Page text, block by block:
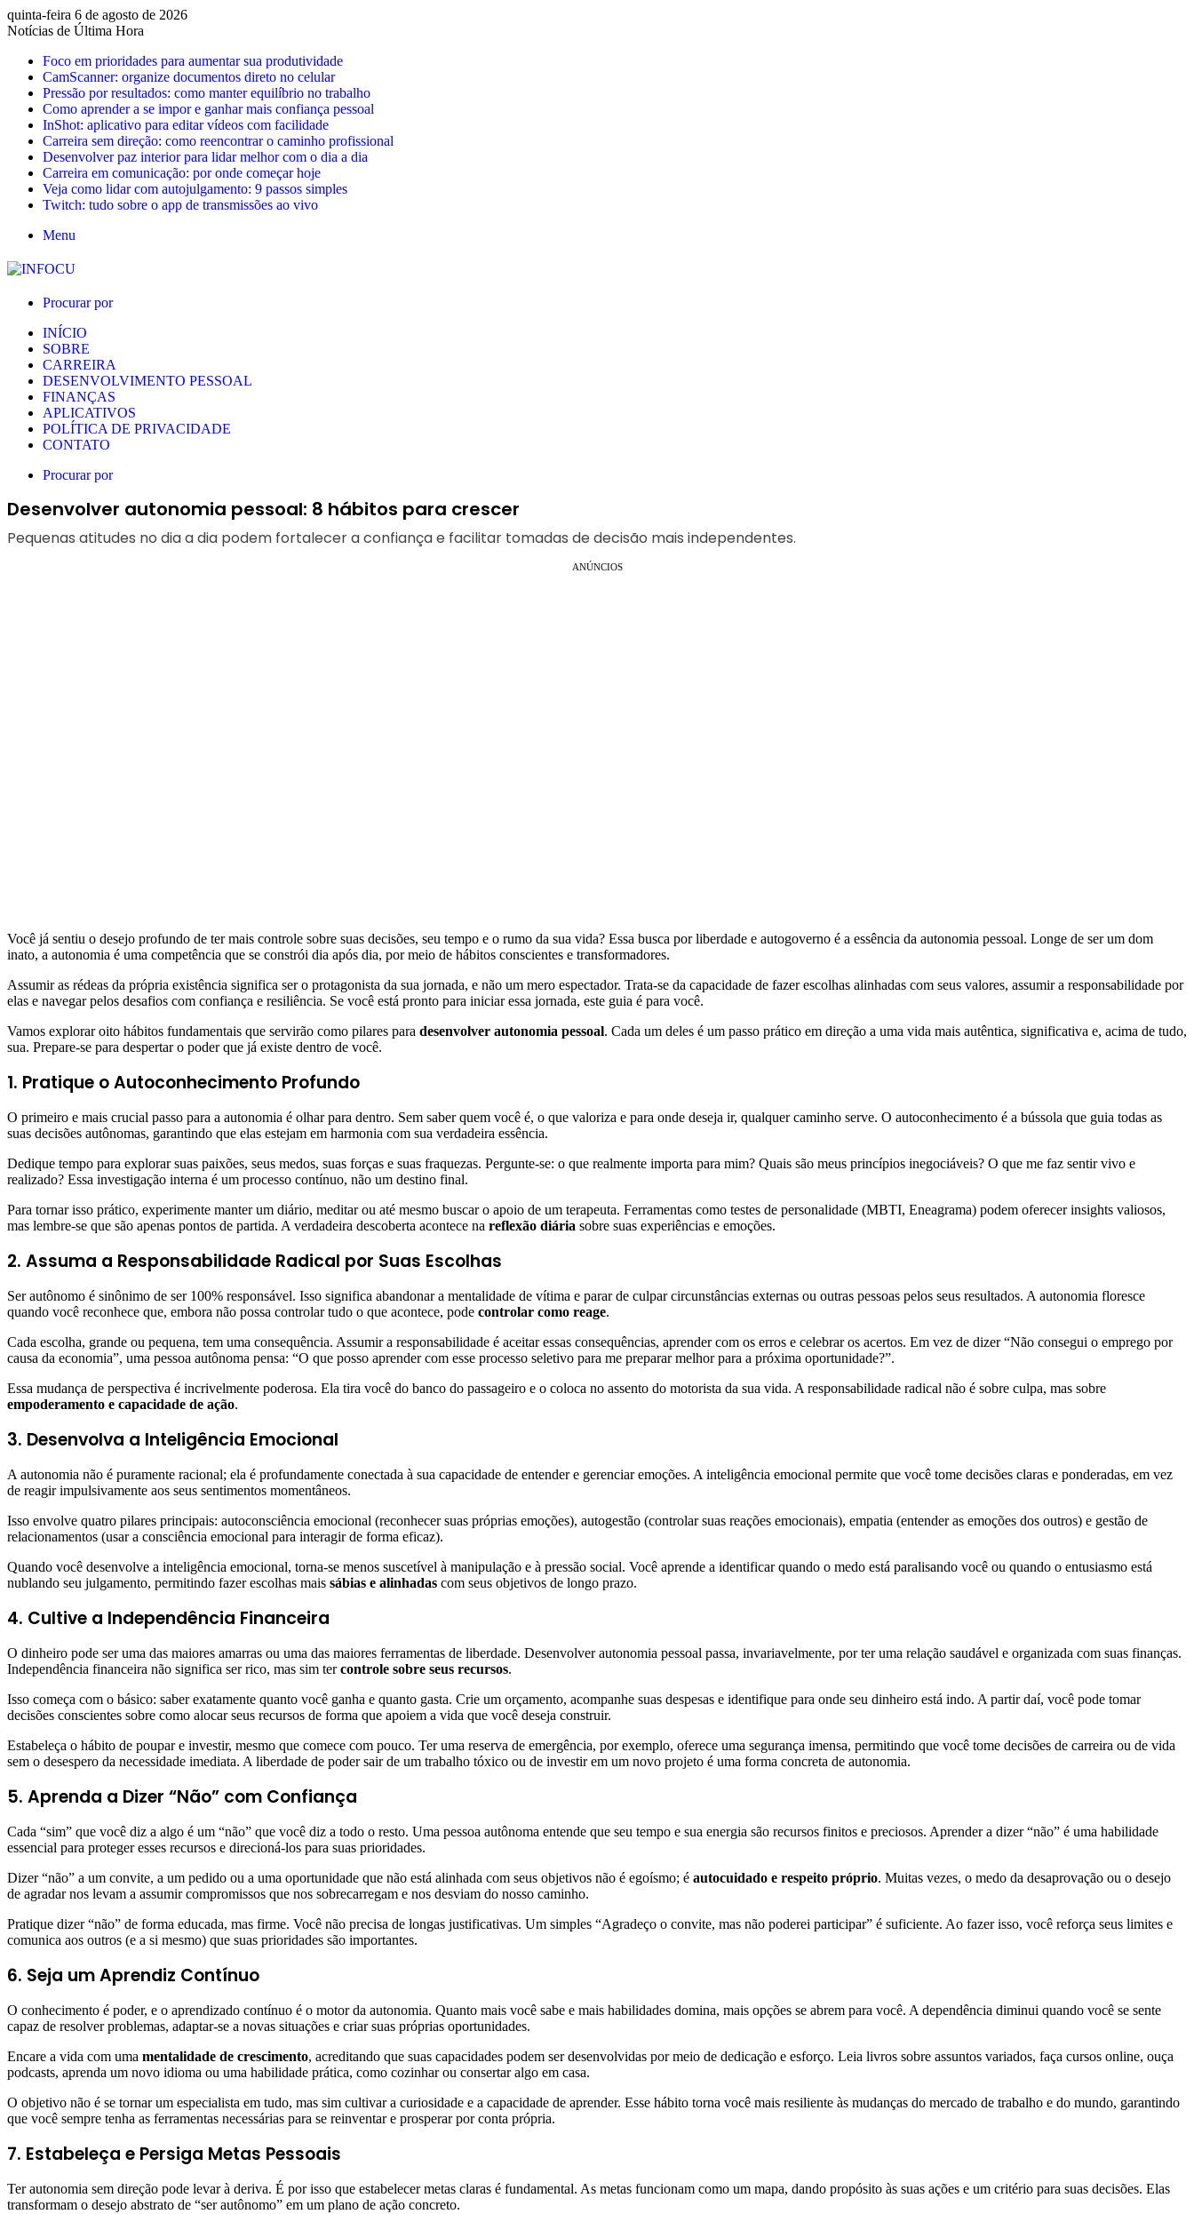
quinta-feira 6 de agosto de 2026
Notícias de Última Hora
Foco em prioridades para aumentar sua produtividade
CamScanner: organize documentos direto no celular
Pressão por resultados: como manter equilíbrio no trabalho
Como aprender a se impor e ganhar mais confiança pessoal
InShot: aplicativo para editar vídeos com facilidade
Carreira sem direção: como reencontrar o caminho profissional
Desenvolver paz interior para lidar melhor com o dia a dia
Carreira em comunicação: por onde começar hoje
Veja como lidar com autojulgamento: 9 passos simples
Twitch: tudo sobre o app de transmissões ao vivo
Menu
Procurar por
INÍCIO
SOBRE
CARREIRA
DESENVOLVIMENTO PESSOAL
FINANÇAS
APLICATIVOS
POLÍTICA DE PRIVACIDADE
CONTATO
Procurar por
Desenvolver autonomia pessoal: 8 hábitos para crescer
Pequenas atitudes no dia a dia podem fortalecer a confiança e facilitar tomadas de decisão mais independentes.
ANÚNCIOS
Você já sentiu o desejo profundo de ter mais controle sobre suas decisões, seu tempo e o rumo da sua vida? Essa busca por liberdade e autogoverno é a essência da autonomia pessoal. Longe de ser um dom
inato, a autonomia é uma competência que se constrói dia após dia, por meio de hábitos conscientes e transformadores.
Assumir as rédeas da própria existência significa ser o protagonista da sua jornada, e não um mero espectador. Trata-se da capacidade de fazer escolhas alinhadas com seus valores, assumir a responsabilidade por
elas e navegar pelos desafios com confiança e resiliência. Se você está pronto para iniciar essa jornada, este guia é para você.
Vamos explorar oito hábitos fundamentais que servirão como pilares para desenvolver autonomia pessoal. Cada um deles é um passo prático em direção a uma vida mais autêntica, significativa e, acima de tudo,
sua. Prepare-se para despertar o poder que já existe dentro de você.
1. Pratique o Autoconhecimento Profundo
O primeiro e mais crucial passo para a autonomia é olhar para dentro. Sem saber quem você é, o que valoriza e para onde deseja ir, qualquer caminho serve. O autoconhecimento é a bússola que guia todas as
suas decisões autônomas, garantindo que elas estejam em harmonia com sua verdadeira essência.
Dedique tempo para explorar suas paixões, seus medos, suas forças e suas fraquezas. Pergunte-se: o que realmente importa para mim? Quais são meus princípios inegociáveis? O que me faz sentir vivo e
realizado? Essa investigação interna é um processo contínuo, não um destino final.
Para tornar isso prático, experimente manter um diário, meditar ou até mesmo buscar o apoio de um terapeuta. Ferramentas como testes de personalidade (MBTI, Eneagrama) podem oferecer insights valiosos,
mas lembre-se que são apenas pontos de partida. A verdadeira descoberta acontece na reflexão diária sobre suas experiências e emoções.
2. Assuma a Responsabilidade Radical por Suas Escolhas
Ser autônomo é sinônimo de ser 100% responsável. Isso significa abandonar a mentalidade de vítima e parar de culpar circunstâncias externas ou outras pessoas pelos seus resultados. A autonomia floresce
quando você reconhece que, embora não possa controlar tudo o que acontece, pode controlar como reage.
Cada escolha, grande ou pequena, tem uma consequência. Assumir a responsabilidade é aceitar essas consequências, aprender com os erros e celebrar os acertos. Em vez de dizer “Não consegui o emprego por
causa da economia”, uma pessoa autônoma pensa: “O que posso aprender com esse processo seletivo para me preparar melhor para a próxima oportunidade?”.
Essa mudança de perspectiva é incrivelmente poderosa. Ela tira você do banco do passageiro e o coloca no assento do motorista da sua vida. A responsabilidade radical não é sobre culpa, mas sobre
empoderamento e capacidade de ação.
3. Desenvolva a Inteligência Emocional
A autonomia não é puramente racional; ela é profundamente conectada à sua capacidade de entender e gerenciar emoções. A inteligência emocional permite que você tome decisões claras e ponderadas, em vez
de reagir impulsivamente aos seus sentimentos momentâneos.
Isso envolve quatro pilares principais: autoconsciência emocional (reconhecer suas próprias emoções), autogestão (controlar suas reações emocionais), empatia (entender as emoções dos outros) e gestão de
relacionamentos (usar a consciência emocional para interagir de forma eficaz).
Quando você desenvolve a inteligência emocional, torna-se menos suscetível à manipulação e à pressão social. Você aprende a identificar quando o medo está paralisando você ou quando o entusiasmo está
nublando seu julgamento, permitindo fazer escolhas mais sábias e alinhadas com seus objetivos de longo prazo.
4. Cultive a Independência Financeira
O dinheiro pode ser uma das maiores amarras ou uma das maiores ferramentas de liberdade. Desenvolver autonomia pessoal passa, invariavelmente, por ter uma relação saudável e organizada com suas finanças.
Independência financeira não significa ser rico, mas sim tercontrole sobre seus recursos.
Isso começa com o básico: saber exatamente quanto você ganha e quanto gasta. Crie um orçamento, acompanhe suas despesas e identifique para onde seu dinheiro está indo. A partir daí, você pode tomar
decisões conscientes sobre como alocar seus recursos de forma que apoiem a vida que você deseja construir.
Estabeleça o hábito de poupar e investir, mesmo que comece com pouco. Ter uma reserva de emergência, por exemplo, oferece uma segurança imensa, permitindo que você tome decisões de carreira ou de vida
sem o desespero da necessidade imediata. A liberdade de poder sair de um trabalho tóxico ou de investir em um novo projeto é uma forma concreta de autonomia.
5. Aprenda a Dizer “Não” com Confiança
Cada “sim” que você diz a algo é um “não” que você diz a todo o resto. Uma pessoa autônoma entende que seu tempo e sua energia são recursos finitos e preciosos. Aprender a dizer “não” é uma habilidade
essencial para proteger esses recursos e direcioná-los para suas prioridades.
Dizer “não” a um convite, a um pedido ou a uma oportunidade que não está alinhada com seus objetivos não é egoísmo; é autocuidado e respeito próprio. Muitas vezes, o medo da desaprovação ou o desejo
de agradar nos levam a assumir compromissos que nos sobrecarregam e nos desviam do nosso caminho.
Pratique dizer “não” de forma educada, mas firme. Você não precisa de longas justificativas. Um simples “Agradeço o convite, mas não poderei participar” é suficiente. Ao fazer isso, você reforça seus limites e
comunica aos outros (e a si mesmo) que suas prioridades são importantes.
6. Seja um Aprendiz Contínuo
O conhecimento é poder, e o aprendizado contínuo é o motor da autonomia. Quanto mais você sabe e mais habilidades domina, mais opções se abrem para você. A dependência diminui quando você se sente
capaz de resolver problemas, adaptar-se a novas situações e criar suas próprias oportunidades.
Encare a vida com uma mentalidade de crescimento, acreditando que suas capacidades podem ser desenvolvidas por meio de dedicação e esforço. Leia livros sobre assuntos variados, faça cursos online, ouça
podcasts, aprenda um novo idioma ou uma habilidade prática, como cozinhar ou consertar algo em casa.
O objetivo não é se tornar um especialista em tudo, mas sim cultivar a curiosidade e a capacidade de aprender. Esse hábito torna você mais resiliente às mudanças do mercado de trabalho e do mundo, garantindo
que você sempre tenha as ferramentas necessárias para se reinventar e prosperar por conta própria.
7. Estabeleça e Persiga Metas Pessoais
Ter autonomia sem direção pode levar à deriva. É por isso que estabelecer metas claras é fundamental. As metas funcionam como um mapa, dando propósito às suas ações e um critério para suas decisões. Elas
transformam o desejo abstrato de “ser autônomo” em um plano de ação concreto.